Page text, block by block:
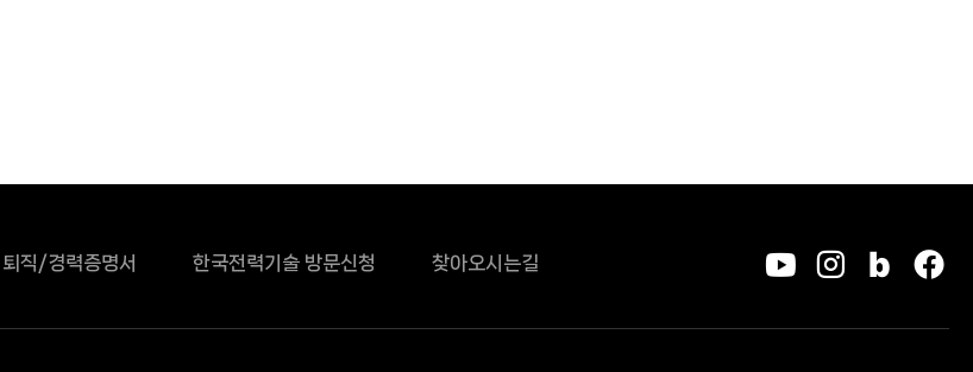
퇴직/경력증명서 한국전력기술 방문신청 찾아오시는길
유튜브인스타그
블로그
페